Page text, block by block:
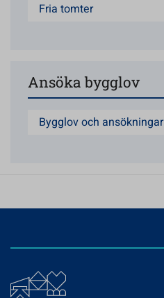
Fria tomter
Ansöka bygglov
Bygglov och ansökningar